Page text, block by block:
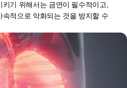
기 위해서는 금연이 필수적이고,
적으로 악화되는 것을 방지할 수